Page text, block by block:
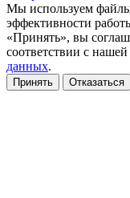
Мы используем
эффективности
«Принять», вы
соответствии с нашей
данных.
Принять Отказаться